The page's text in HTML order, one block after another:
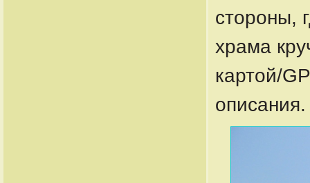
стороны,
храма
картой/
описания.